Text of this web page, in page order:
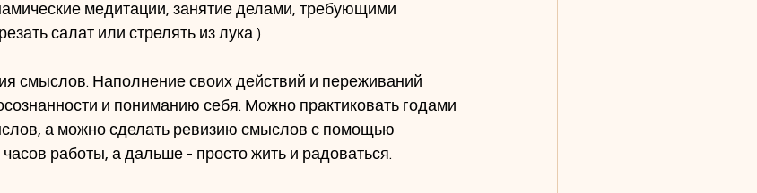
медитации, занятие делами, требующими
(резать салат или стрелять из лука )
смыслов. Наполнение своих действий и переживаний
и пониманию себя. Можно практиковать годами
а можно сделать ревизию смыслов с помощью
работы, а дальше - просто жить и радоваться.